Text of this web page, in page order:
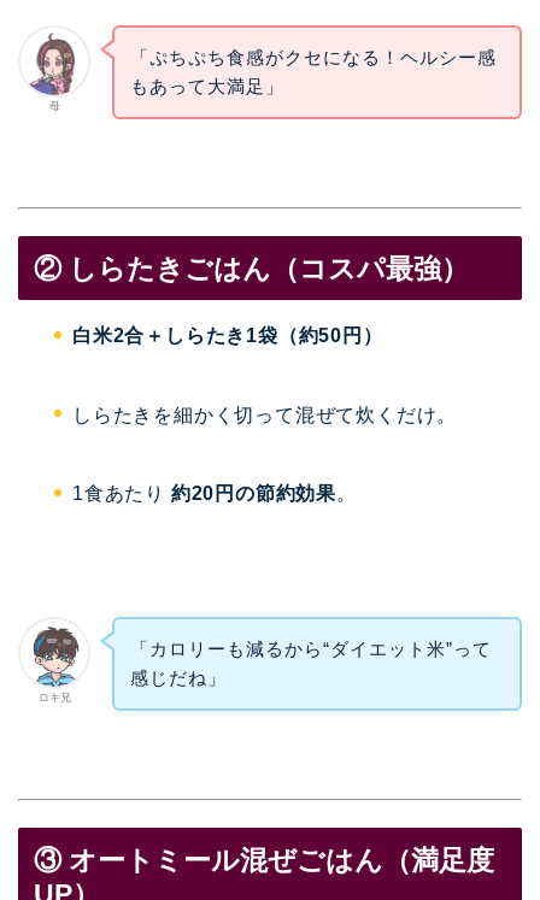
母
「ぷちぷち食感がクセになる！ヘルシー感
もあって大満足」
② しらたきごはん（コスパ最強）
白米2合＋しらたき1袋（約50円）
しらたきを細かく切って混ぜて炊くだけ。
1食あたり 約20円の節約効果。
ロキ兄
「カロリーも減るから“ダイエット米”って
感じだね」
③ オートミール混ぜごはん（満足度